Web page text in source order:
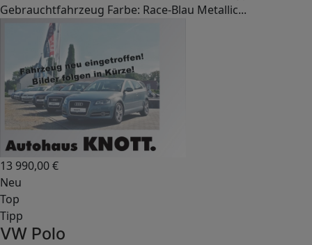
Gebrauchtfahrzeug Farbe: Race-Blau Metallic...
13 990,00€
Neu
Top
Tipp
VW Polo